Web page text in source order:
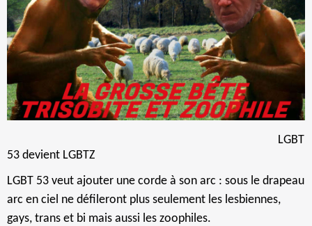
LGBT
53 devient LGBTZ
LGBT 53 veut ajouter une corde à son arc : sous le drapeau
arc en ciel ne défileront plus seulement les lesbiennes,
gays, trans et bi mais aussi les zoophiles.